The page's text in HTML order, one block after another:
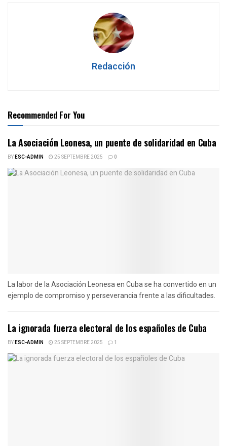
Redacción
Recommended For You
La Asociación Leonesa, un puente de solidaridad en Cuba
BYESC-ADMIN 25 SEPTEMBRE 2025 0
La labor de la Asociación Leonesa en Cuba se ha convertido en un
ejemplo de compromiso y perseverancia frente a las dificultades.
La ignorada fuerza electoral de los españoles de Cuba
BYESC-ADMIN 25 SEPTEMBRE 2025 1